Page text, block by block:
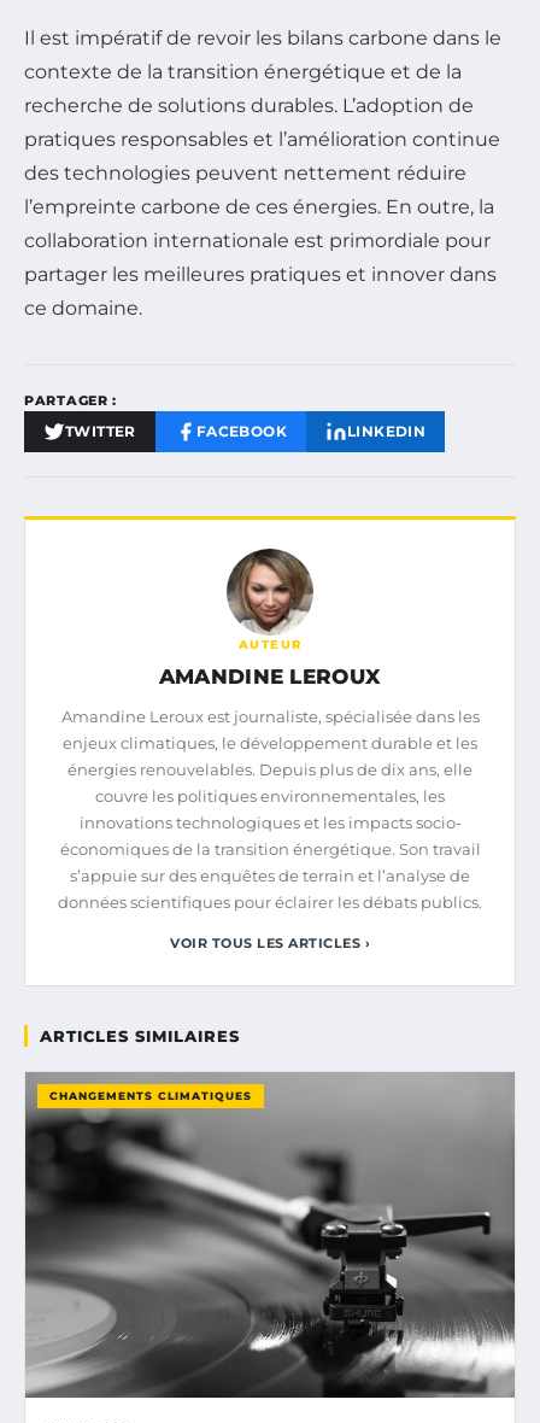
Il est impératif de revoir les bilans carbone dans le
contexte de la transition énergétique et de la
recherche de solutions durables. L’adoption de
pratiques responsables et l’amélioration continue
des technologies peuvent nettement réduire
l’empreinte carbone de ces énergies. En outre, la
collaboration internationale est primordiale pour
partager les meilleures pratiques et innover dans
ce domaine.
PARTAGER :
TWITTER FACEBOOK LINKEDIN
AUTEUR
AMANDINE LEROUX
Amandine Leroux est journaliste, spécialisée dans les
enjeux climatiques, le développement durable et les
énergies renouvelables. Depuis plus de dix ans, elle
couvre les politiques environnementales, les
innovations technologiques et les impacts socio-
économiques de la transition énergétique. Son travail
s’appuie sur des enquêtes de terrain et l’analyse de
données scientifiques pour éclairer les débats publics.
VOIR TOUS LES ARTICLES ›
ARTICLES SIMILAIRES
CHANGEMENTS CLIMATIQUES